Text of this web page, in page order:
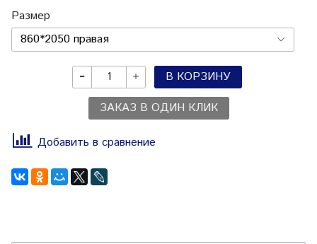
Размер
В КОРЗИНУ
ЗАКАЗ В ОДИН КЛИК
Добавить в сравнение